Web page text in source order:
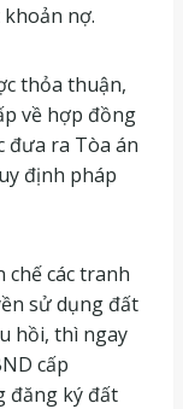
nợ.
thỏa thuận,
về hợp đồng
đưa ra Tòa án
định pháp
chế các tranh
sử dụng đất
hồi, thì ngay
cấp
đăng ký đất